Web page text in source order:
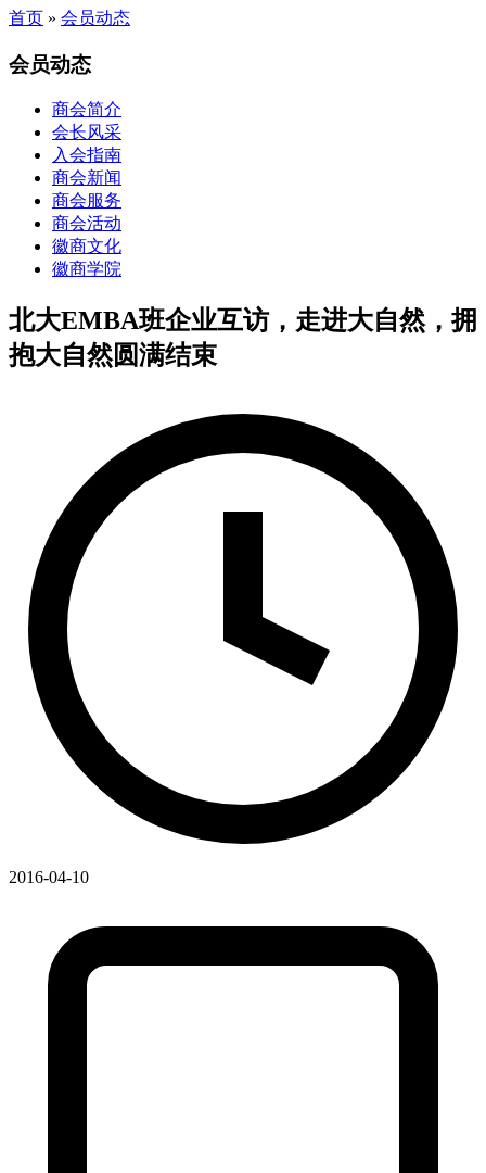
首页 » 会员动态
会员动态
商会简介
会长风采
入会指南
商会新闻
商会服务
商会活动
徽商文化
徽商学院
北大EMBA班企业互访，走进大自然，拥
抱大自然圆满结束
2016-04-10